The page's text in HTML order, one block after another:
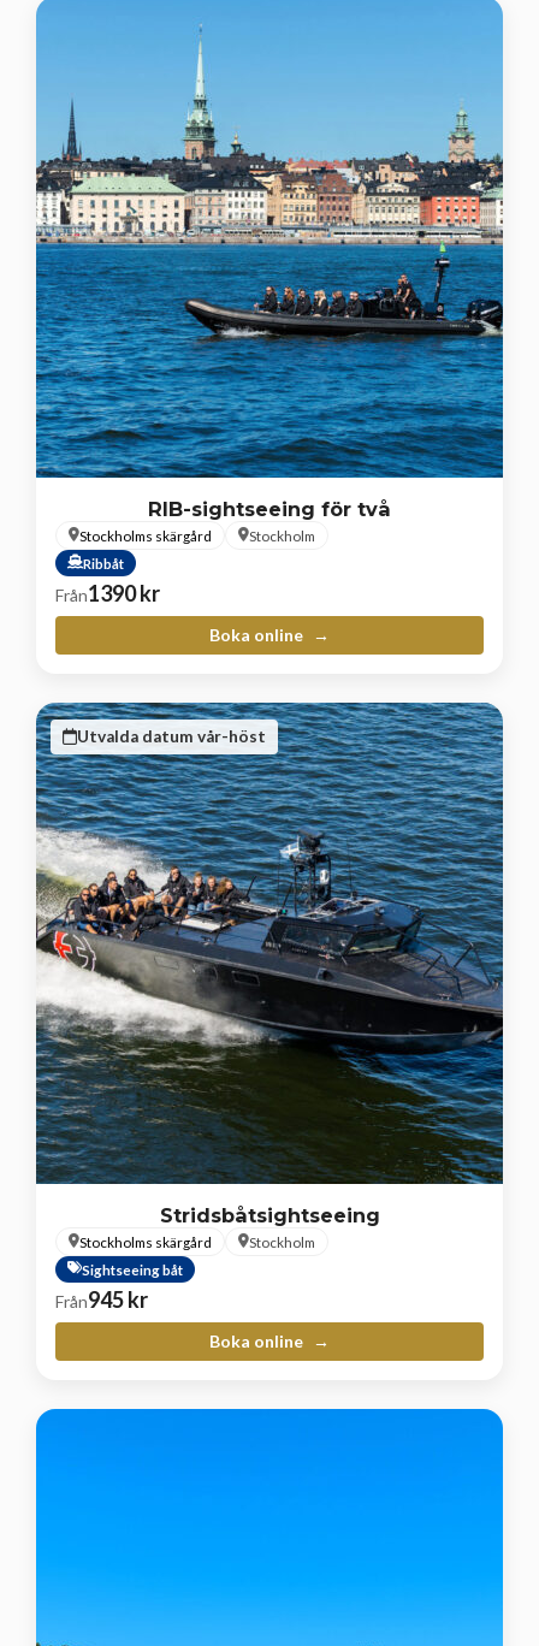
RIB-sightseeing för två
Stockholms skärgård
Stockholm
Ribbåt
Från1390kr
Boka online
Utvalda datum vår-höst
Stridsbåtsightseeing
Stockholms skärgård
Stockholm
Sightseeing båt
Från945kr
Boka online